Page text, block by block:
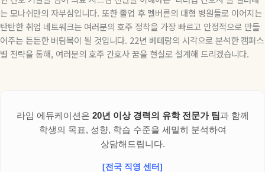
는 모나쉬만의 자부심입니다. 또한 졸업 후 멜버른의 대형 병원들로 이어지는
탄탄한 취업 네트워크는 여러분의 호주 정착을 가장 빠르고 안정적으로 만들
어주는 든든한 버팀목이 될 것입니다. 22년 베테랑의 시각으로 분석한 캠퍼스
별 전략을 통해, 여러분의 호주 간호사 꿈을 현실로 설계해 드리겠습니다.
라임 에듀케이션은 20년 이상 경력의 유학 전문가 팀과 함께
학생의 목표, 성향, 학습 수준을 세밀히 분석하여
상담해드립니다.
[전국 직영 센터]